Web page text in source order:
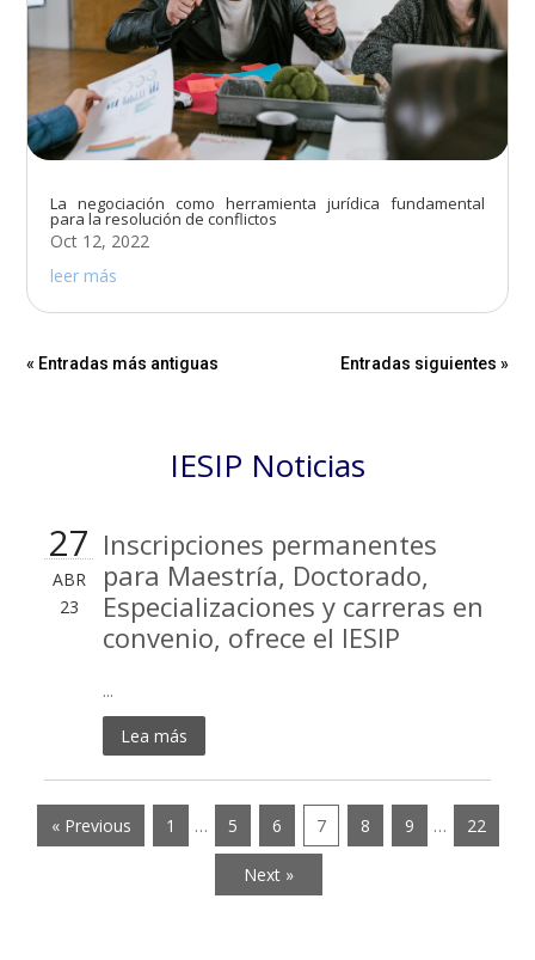
La negociación como herramienta jurídica fundamental
para la resolución de conflictos
Oct 12, 2022
leer más
« Entradas más antiguas Entradas siguientes »
IESIP Noticias
27
ABR
23
Inscripciones permanentes
para Maestría, Doctorado,
Especializaciones y carreras en
convenio, ofrece el IESIP
...
Lea más
« Previous 1 … 5 6 7 8 9 … 22
Next »